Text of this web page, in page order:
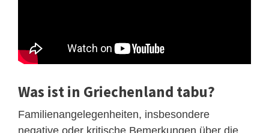
Was ist in Griechenland tabu?
Familienangelegenheiten, insbesondere
negative oder kritische Bemerkungen über die